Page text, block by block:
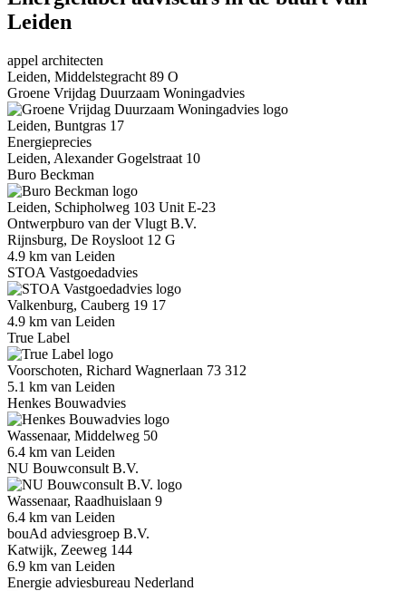
Leiden
appel architecten
Leiden, Middelstegracht 89 O
Groene Vrijdag Duurzaam Woningadvies
Leiden, Buntgras 17
Energieprecies
Leiden, Alexander Gogelstraat 10
Buro Beckman
Leiden, Schipholweg 103 Unit E-23
Ontwerpburo van der Vlugt B.V.
Rijnsburg, De Roysloot 12 G
4.9 km van Leiden
STOA Vastgoedadvies
Valkenburg, Cauberg 19 17
4.9 km van Leiden
True Label
Voorschoten, Richard Wagnerlaan 73 312
5.1 km van Leiden
Henkes Bouwadvies
Wassenaar, Middelweg 50
6.4 km van Leiden
NU Bouwconsult B.V.
Wassenaar, Raadhuislaan 9
6.4 km van Leiden
bouAd adviesgroep B.V.
Katwijk, Zeeweg 144
6.9 km van Leiden
Energie adviesbureau Nederland